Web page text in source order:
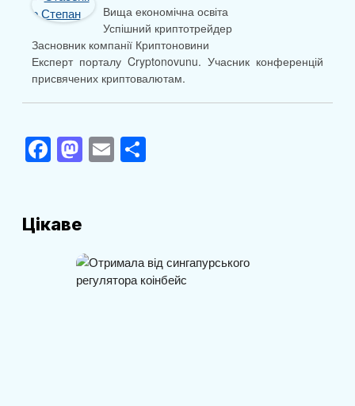
Вища економічна освіта
Успішний криптотрейдер
Засновник компанії Криптоновини
Експерт порталу Cryptonovunu. Учасник конференцій
присвячених криптовалютам.
F
a
e
M
a
d
o
E
m
П
и
т
Цікаве